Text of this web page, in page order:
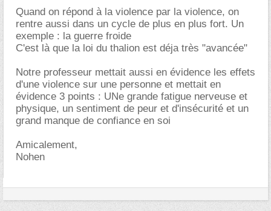
Quand on répond à la violence par la violence, on
rentre aussi dans un cycle de plus en plus fort. Un
exemple : la guerre froide
C'est là que la loi du thalion est déja très "avancée"
Notre professeur mettait aussi en évidence les effets
d'une violence sur une personne et mettait en
évidence 3 points : UNe grande fatigue nerveuse et
physique, un sentiment de peur et d'insécurité et un
grand manque de confiance en soi
Amicalement,
Nohen